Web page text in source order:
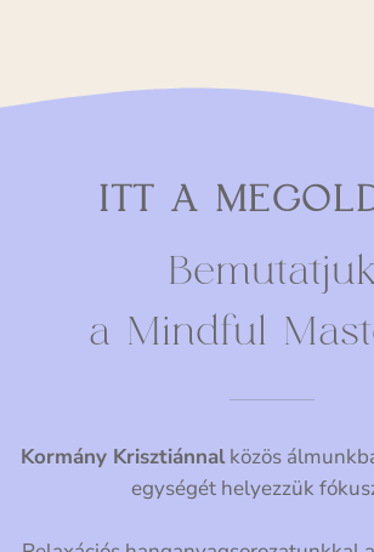
ITT A
Bemutatjuk
a Mindful
Kormány Krisztiánnalközös
egységét helyezzük